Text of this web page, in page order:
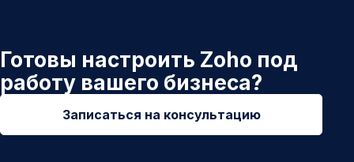
Готовы настроить Zoho под
работу вашего бизнеса?
Записаться на консультацию